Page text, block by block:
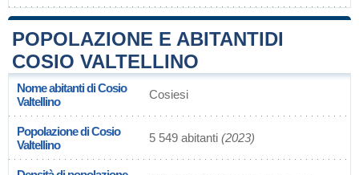
POPOLAZIONE E ABITANTIDI
COSIO VALTELLINO
Nome abitanti di Cosio
Valtellino
Cosiesi
Popolazione di Cosio
Valtellino
5 549 abitanti (2023)